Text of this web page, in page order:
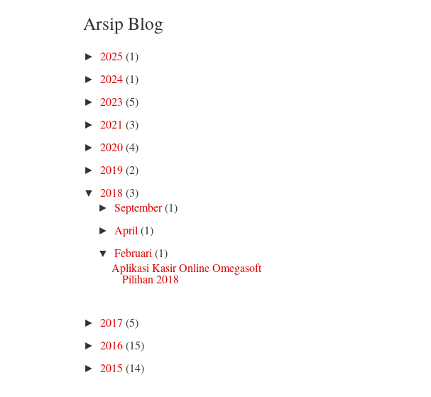
Arsip Blog
►2025(1)
►2024(1)
►2023(5)
►2021(3)
►2020(4)
►2019(2)
▼2018(3)
► September(1)
► April (1)
▼ Februari (1)
Aplikasi Kasir Online Omegasoft
Pilihan 2018
►2017(5)
►2016(15)
►2015(14)